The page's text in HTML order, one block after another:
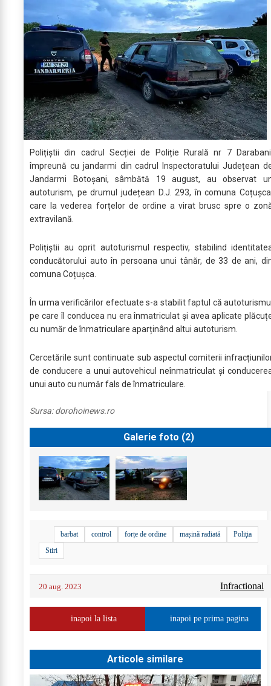
Polițiștii din cadrul Secției de Poliție Rurală nr 7
împreună cu jandarmi din cadrul Inspectoratului Județean
Jandarmi Botoșani, sâmbătă 19 august, au observat
autoturism, pe drumul județean D.J. 293, în comuna
care la vederea forțelor de ordine a virat brusc spre o
extravilană.
Polițiștii au oprit autoturismul respectiv, stabilind
conducătorului auto în persoana unui tânăr, de 33 de ani,
comuna Coțușca.
În urma verificărilor efectuate s-a stabilit faptul că
pe care îl conducea nu era înmatriculat și avea aplicate
cu număr de înmatriculare aparținând altui autoturism.
Cercetările sunt continuate sub aspectul comiterii
de conducere a unui autovehicul neînmatriculat și
unui auto cu număr fals de înmatriculare.
Sursa:dorohoinews.ro
Galerie foto (2)
barbat control forțe de ordine mașină radiată
Poliţia
Stiri
20 aug. 2023 Infractional
inapoi la lista inapoi pe prima pagina
Articole similare